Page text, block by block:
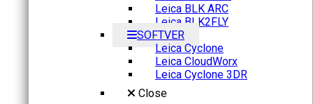
Leica BLK ARC
Leica BLK2FLY
SOFTVER
Leica Cyclone
Leica CloudWorx
Leica Cyclone 3DR
Close